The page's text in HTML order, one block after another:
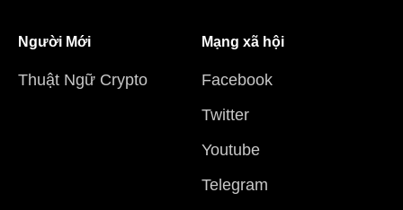
Người Mới
Thuật Ngữ Crypto
Mạng xã hội
Facebook
Twitter
Youtube
Telegram